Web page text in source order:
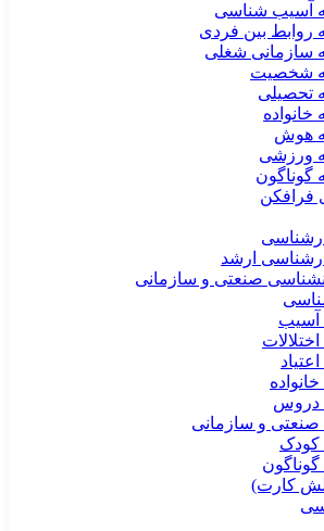
آسیب شناسی
روابط بین فردی
سازمانی شغلی
شخصیت
تحصیلی
هوش
ورزشی
گوناگون
فرافکن
ارشد
صنعتی و سازمانی
آسیب
دروس
صنعتی و سازمانی
کودک
گوناگون
کارت)